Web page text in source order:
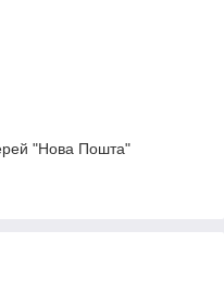
"Нова Пошта"